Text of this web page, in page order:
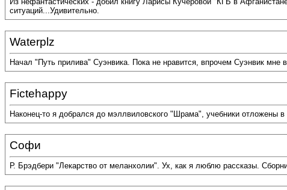
ситуаций...Удивительно.
Waterplz
Начал "Путь прилива" Суэнвика. Пока не нравится, впрочем Суэнвик
Fictehappy
Наконец-то я добрался до мэллвиловского "Шрама", учебники отложены
Софи
Р. Брэдбери "Лекарство от меланхолии". Ух, как я люблю рассказы.